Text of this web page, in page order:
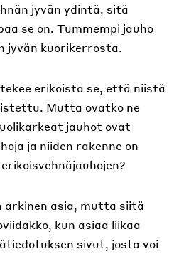
jyvän ydintä, sitä
se on. Tummempi jauho
jyvän kuorikerrosta.
erikoista se, että niistä
Mutta ovatko ne
jauhot ovat
ja niiden rakenne on
arkinen asia, mutta siitä
kun asiaa liikaa
sivut, josta voi